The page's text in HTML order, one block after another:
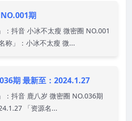
期
：抖音 小冰不太瘦 微密圈 NO.001
称」：小冰不太瘦 微...
期 最新至：2024.1.27
：抖音 鹿八岁 微密圈 NO.036期
「资源名...